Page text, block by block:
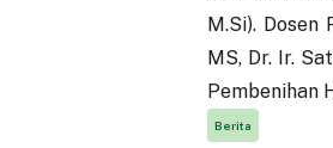
M.Si).
MS, Dr. Ir.
Berita